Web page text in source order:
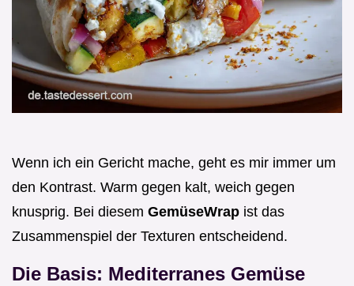
Wenn ich ein Gericht mache, geht es mir immer um
den Kontrast. Warm gegen kalt, weich gegen
knusprig. Bei diesem GemüseWrap ist das
Zusammenspiel der Texturen entscheidend.
Die Basis: Mediterranes Gemüse